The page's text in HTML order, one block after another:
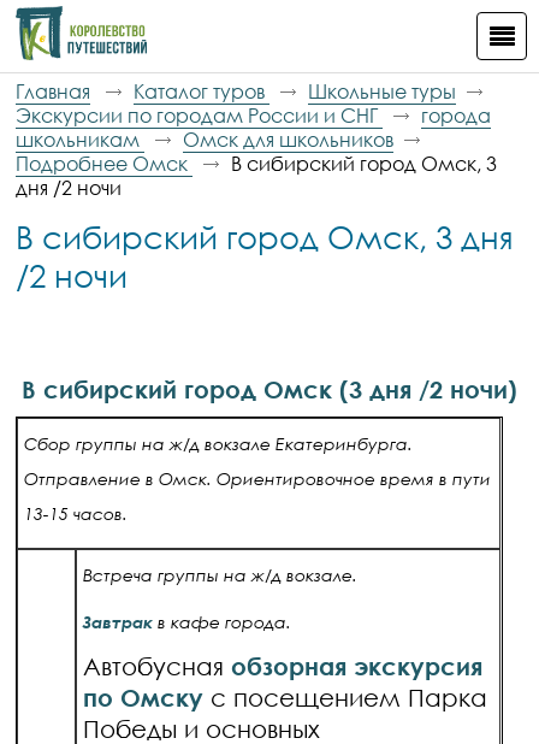
Главная Каталог туров
Школьные туры
Экскурсии по городам России и СНГ
города
школьникам
Омск для школьников
Подробнее Омск
В сибирский город Омск, 3
дня /2 ночи
В сибирский город Омск, 3 дня
/2 ночи
В сибирский город Омск (3 дня /2 ночи)
Сбор группы на ж/д вокзале Екатеринбурга.
Отправление в Омск. Ориентировочное время в пути
13-15 часов.
Встреча группы на ж/д вокзале.
Завтрак в кафе города.
Автобуснаяобзорная экскурсия
по Омску с посещением Парка
Победы и основных